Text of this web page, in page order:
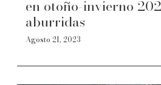
en otoño-invierno
aburridas
Agosto 21, 2023